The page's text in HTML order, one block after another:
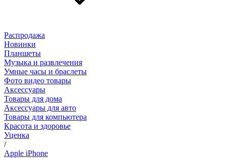
Распродажа
Новинки
Планшеты
Музыка и развлечения
Умные часы и браслеты
Фото видео товары
Аксессуары
Товары для дома
Аксессуары для авто
Товары для компьютера
Красота и здоровье
Уценка
/
Apple iPhone